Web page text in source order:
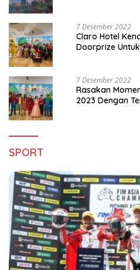
7 Desember 2022
Claro Hotel
Doorprize
7 Desember 2022
Rasakan
2023 Dengan
SPORT